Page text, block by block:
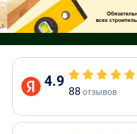
4.9
88 отзывов